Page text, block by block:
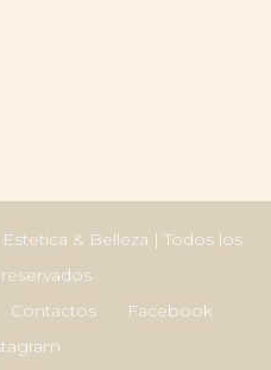
& Belleza | Todos los
Contactos
Facebook